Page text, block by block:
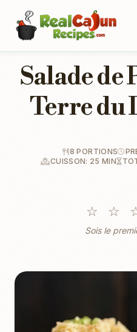
Salade de
Terre du
8 PORTIONS
CUISSON: 25 MIN
☆ ☆
Sois le